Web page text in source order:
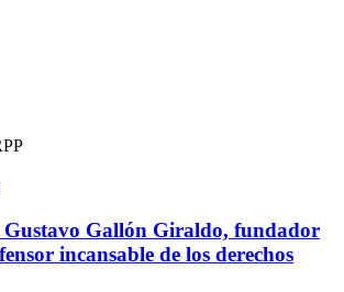
Gustavo Gallón Giraldo, fundador
incansable de los derechos